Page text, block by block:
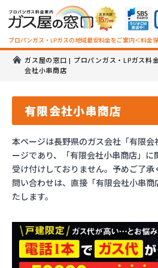
プロパンガス・LPガスの地域最安料金をご案内＜料金
ガス屋の窓口 | プロパンガス・LPガス料
会社小串商店
有限会社小串商店
本ページは長野県のガス会社「有限
ージであり、「有限会社小串商店」
受け付けしておりません。予めご了
問い合わせは、直接「有限会社小串
たします。